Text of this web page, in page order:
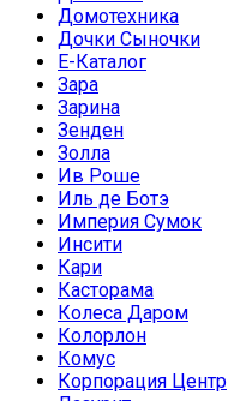
Домотехника
Дочки Сыночки
Е-Каталог
Зара
Зарина
Зенден
Золла
Ив Роше
Иль де Ботэ
Империя Сумок
Инсити
Кари
Касторама
Колеса Даром
Колорлон
Комус
Корпорация Центр